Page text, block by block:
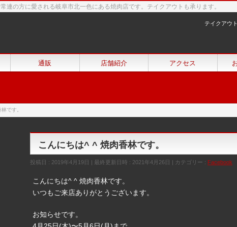
連の方に愛される岐阜市北一色にある焼肉店です。テイクアウトも承ります。
テイクアウ
通販 店舗紹介 アクセス
です。
こんにちは^ ^ 焼肉香林です。
投稿日 : 2019年4月19日 最終更新日時 : 2021年4月26日 カテゴリー : Facebook
こんにちは^ ^ 焼肉香林です。
いつもご来店ありがとうございます。
お知らせです。